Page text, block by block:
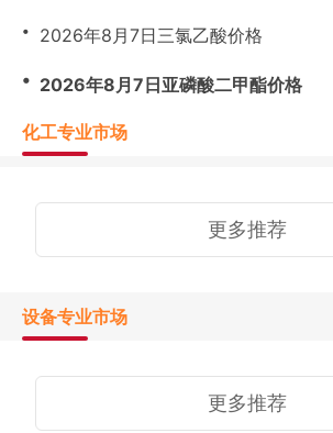
・ 2026年8月7日三氯乙酸价格
・ 2026年8月7日亚磷酸二甲酯价格
化工专业市场
更多推荐
设备专业市场
更多推荐